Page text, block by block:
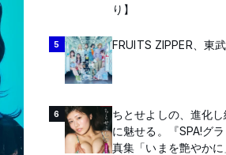
り】
5 FRUITS ZIPPER、東
6
ちとせよしの、進化
に魅せる。『SPA!グ
真集「いまを艶やか